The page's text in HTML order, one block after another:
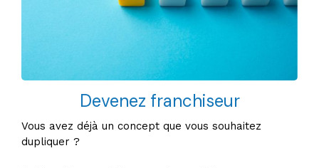
Devenez franchiseur
Vous avez déjà un concept que vous souhaitez
dupliquer ?